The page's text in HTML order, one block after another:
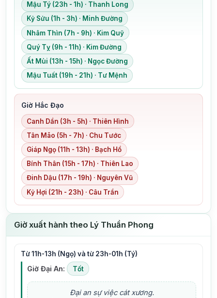
Mậu Tý (23h - 1h) · Thanh Long
Kỷ Sửu (1h - 3h) · Minh Đường
Nhâm Thìn (7h - 9h) · Kim Quỹ
Quý Tỵ (9h - 11h) · Kim Đường
Ất Mùi (13h - 15h) · Ngọc Đường
Mậu Tuất (19h - 21h) · Tư Mệnh
Giờ Hắc Đạo
Canh Dần (3h - 5h) · Thiên Hình
Tân Mão (5h - 7h) · Chu Tước
Giáp Ngọ (11h - 13h) · Bạch Hổ
Bính Thân (15h - 17h) · Thiên Lao
Đinh Dậu (17h - 19h) · Nguyên Vũ
Kỷ Hợi (21h - 23h) · Câu Trần
Giờ xuất hành theo Lý Thuần Phong
Từ 11h-13h (Ngọ) và từ 23h-01h (Tý)
Giờ Đại An: Tốt
Đại an sự việc cát xương.